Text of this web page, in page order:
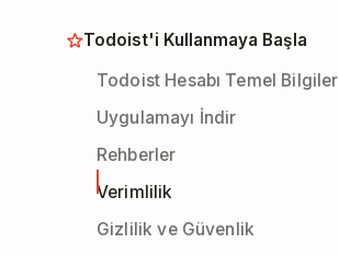
Todoist'i Kullanmaya Başla
Todoist Hesabı Temel Bilgiler
Uygulamayı İndir
Rehberler
Verimlilik
Gizlilik ve Güvenlik